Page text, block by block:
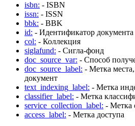
isbn: - ISBN
issn: - ISSN
bbk: - BBK
id: - Идентификатор документа
col: - Коллекция
siglafund: - Сигла-фонд
doc_source_var: - Способ
doc_source_label: - Метка
документ
text_indexing_label: - Метка
classifier_label: - Метка
service_collection_label: - Метка
access_label: - Метка доступа